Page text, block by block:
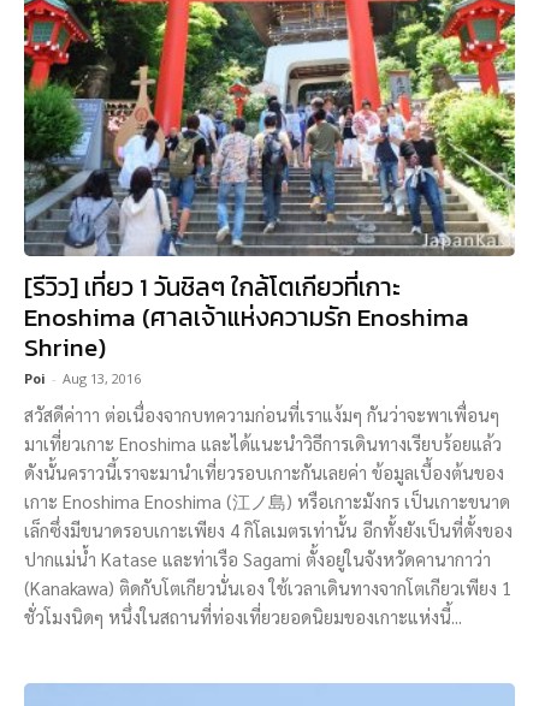
[รีวิว] เที่ยว 1 วันชิลๆ ใกล้โตเกียวที่เกาะ
Enoshima (ศาลเจ้าแห่งความรัก Enoshima
Shrine)
Poi - Aug 13, 2016
สวัสดีค่าาา ต่อเนื่องจากบทความก่อนที่เราแง้มๆ กันว่าจะพาเพื่อนๆ
มาเที่ยวเกาะ Enoshima และได้แนะนำวิธีการเดินทางเรียบร้อยแล้ว
ดังนั้นคราวนี้เราจะมานำเที่ยวรอบเกาะกันเลยค่า ข้อมูลเบื้องต้นของ
เกาะ Enoshima Enoshima (江ノ島) หรือเกาะมังกร เป็นเกาะขนาด
เล็กซึ่งมีขนาดรอบเกาะเพียง 4 กิโลเมตรเท่านั้น อีกทั้งยังเป็นที่ตั้งของ
ปากแม่น้ำ Katase และท่าเรือ Sagami ตั้งอยู่ในจังหวัดคานากาว่า
(Kanakawa) ติดกับโตเกียวนั่นเอง ใช้เวลาเดินทางจากโตเกียวเพียง 1
ชั่วโมงนิดๆ หนึ่งในสถานที่ท่องเที่ยวยอดนิยมของเกาะแห่งนี้...